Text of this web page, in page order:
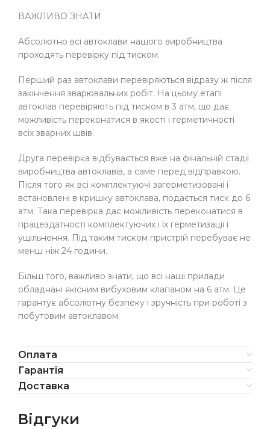
ВАЖЛИВО ЗНАТИ
Абсолютно всі автоклави нашого виробництва
проходять перевірку під тиском.
Перший раз автоклави перевіряються відразу ж після
закінчення зварювальних робіт. На цьому етапі
автоклав перевіряють під тиском в 3 атм, що дає
можливість переконатися в якості і герметичності
всіх зварних швів.
Друга перевірка відбувається вже на фінальній стадії
виробництва автоклавів, а саме перед відправкою.
Після того як всі комплектуючі загерметизовані і
встановлені в кришку автоклава, подається тиск до 6
атм. Така перевірка дає можливість переконатися в
працездатності комплектуючих і їх герметизації і
ущільнення. Під таким тиском пристрій перебуває не
менш ніж 24 години.
Більш того, важливо знати, що всі наші прилади
обладнані якісним вибуховим клапаном на 6 атм. Це
гарантує абсолютну безпеку і зручність при роботі з
побутовим автоклавом.
Оплата
Гарантія
Доставка
Відгуки